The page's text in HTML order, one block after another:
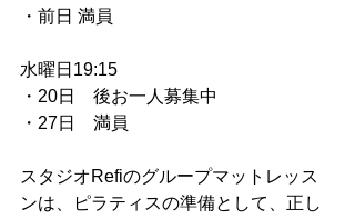
・前日 満員
水曜日19:15
・20日　後お一人募集中
・27日　満員
スタジオRefiのグループマットレッス
ンは、ピラティスの準備として、正し